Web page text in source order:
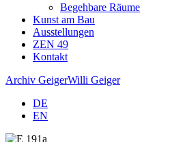
Begehbare Räume
Kunst am Bau
Ausstellungen
ZEN 49
Kontakt
Archiv GeigerWilli Geiger
DE
EN